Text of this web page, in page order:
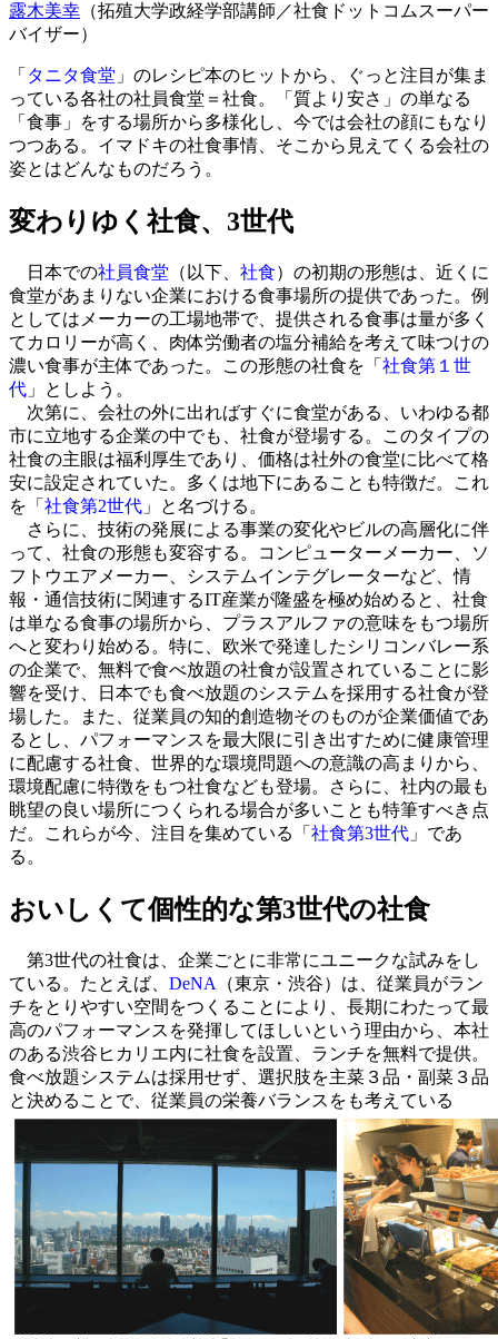
露木美幸 （拓殖大学政経学部講師／社食ドットコムスーパー
バイザー）
「 タニタ食堂 」のレシピ本のヒットから、ぐっと注目が集ま
っている各社の社員食堂＝社食。「質より安さ」の単なる
「食事」をする場所から多様化し、今では会社の顔にもなり
つつある。イマドキの社食事情、そこから見えてくる会社の
姿とはどんなものだろう。
変わりゆく社食、3世代
日本での社員食堂 （以下、 社食）の初期の形態は、近くに
食堂があまりない企業における食事場所の提供であった。例
としてはメーカーの工場地帯で、提供される食事は量が多く
てカロリーが高く、肉体労働者の塩分補給を考えて味つけの
濃い食事が主体であった。この形態の社食を「 社食第１世
代 」としよう。
次第に、会社の外に出ればすぐに食堂がある、いわゆる都
市に立地する企業の中でも、社食が登場する。このタイプの
社食の主眼は福利厚生であり、価格は社外の食堂に比べて格
安に設定されていた。多くは地下にあることも特徴だ。これ
を「 社食第2世代 」と名づける。
さらに、技術の発展による事業の変化やビルの高層化に伴
って、社食の形態も変容する。コンピューターメーカー、ソ
フトウエアメーカー、システムインテグレーターなど、情
報・通信技術に関連するIT産業が隆盛を極め始めると、社食
は単なる食事の場所から、プラスアルファの意味をもつ場所
へと変わり始める。特に、欧米で発達したシリコンバレー系
の企業で、無料で食べ放題の社食が設置されていることに影
響を受け、日本でも食べ放題のシステムを採用する社食が登
場した。また、従業員の知的創造物そのものが企業価値であ
るとし、パフォーマンスを最大限に引き出すために健康管理
に配慮する社食、世界的な環境問題への意識の高まりから、
環境配慮に特徴をもつ社食なども登場。さらに、社内の最も
眺望の良い場所につくられる場合が多いことも特筆すべき点
だ。これらが今、注目を集めている「 社食第3世代 」であ
る。
おいしくて個性的な第3世代の社食
第3世代の社食は、企業ごとに非常にユニークな試みをし
ている。たとえば、 DeNA
（東京・渋谷）は、従業員がラン
チをとりやすい空間をつくることにより、長期にわたって最
高のパフォーマンスを発揮してほしいという理由から、本社
のある渋谷ヒカリエ内に社食を設置、ランチを無料で提供。
食べ放題システムは採用せず、選択肢を主菜３品・副菜３品
と決めることで、従業員の栄養バランスをも考えている